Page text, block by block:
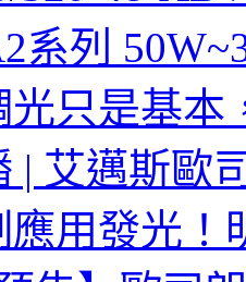
系列
光只是基本
| 艾邁斯歐
應用發光！